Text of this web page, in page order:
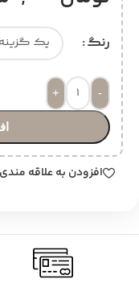
رنگ
-
+
افزودن به علاقه مندی